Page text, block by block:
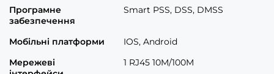
Програмне
забезпечення
Smart PSS, DSS, DMSS
Мобільні платформи
IOS, Android
Мережеві
1 RJ45 10M/100M